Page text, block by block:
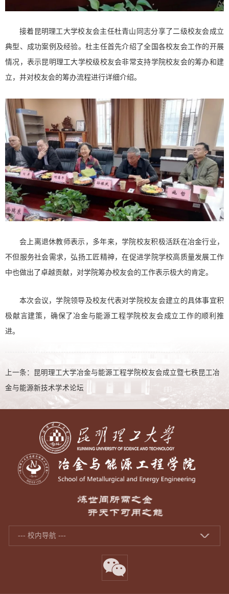
接着昆明理工大学校友会主任杜青山同志分享了二级校友会成立
典型、成功案例及经验。杜主任首先介绍了全国各校友会工作的开展
情况，表示昆明理工大学校级校友会非常支持学院校友会的筹办和建
立，并对校友会的筹办流程进行详细介绍。
会上离退休教师表示，多年来，学院校友积极活跃在冶金行业，
不但服务社会需求，弘扬工匠精神，在促进学院学校高质量发展工作
中也做出了卓越贡献，对学院筹办校友会的工作表示极大的肯定。
本次会议，学院领导及校友代表对学院校友会建立的具体事宜积
极献言建策，确保了冶金与能源工程学院校友会成立工作的顺利推
进。
上一条：
昆明理工大学冶金与能源工程学院校友会成立暨七秩昆工冶
金与能源新技术学术论坛
--- 校内导航 ---